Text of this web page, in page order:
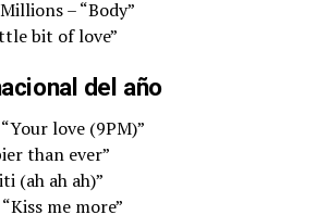
– “Body”
bit of love”
del año
love (9PM)”
than ever”
(ah ah ah)”
me more”